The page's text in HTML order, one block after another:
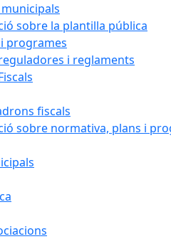
sobre la plantilla pública
programes
i reglaments
fiscals
sobre normativa, plans i